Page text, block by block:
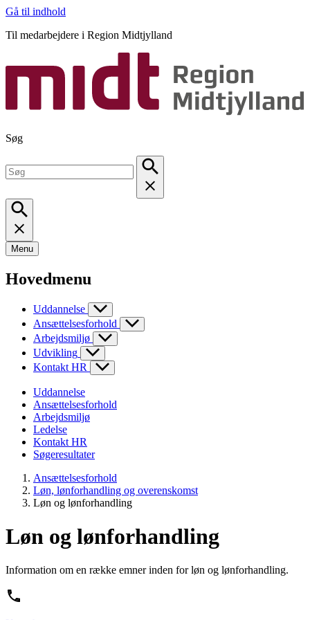
Gå til indhold
Til medarbejdere i Region Midtjylland
Søg
Menu
Hovedmenu
Uddannelse
Ansættelsesforhold
Arbejdsmiljø
Udvikling
Kontakt HR
Uddannelse
Ansættelsesforhold
Arbejdsmiljø
Ledelse
Kontakt HR
Søgeresultater
Ansættelsesforhold
Løn, lønforhandling og overenskomst
Løn og lønforhandling
Løn og lønforhandling
Information om en række emner inden for løn og lønforhandling.